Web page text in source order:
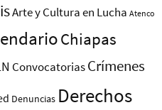
Arte y Cultura en Lucha Atenco
Chiapas
ConvocatoriasCrímenes
Denuncias Derechos